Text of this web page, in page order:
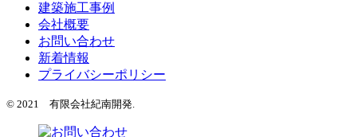
建築施工事例
会社概要
お問い合わせ
新着情報
プライバシーポリシー
© 2021 有限会社紀南開発.